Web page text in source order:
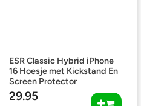
ESR Classic Hybrid iPhone
16 Hoesje met Kickstand En
Screen Protector
Transparant
29.95